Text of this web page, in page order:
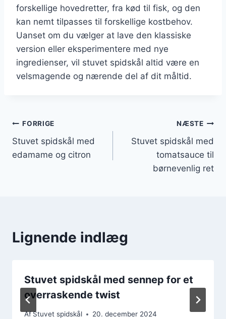
forskellige hovedretter, fra kød til fisk, og den
kan nemt tilpasses til forskellige kostbehov.
Uanset om du vælger at lave den klassiske
version eller eksperimentere med nye
ingredienser, vil stuvet spidskål altid være en
velsmagende og nærende del af dit måltid.
Indlægsnavigation
FORRIGE
Stuvet spidskål med
edamame og citron
NÆSTE
Stuvet spidskål med
tomatsauce til
børnevenlig ret
Lignende indlæg
Stuvet spidskål med sennep for et
overraskende twist
AfStuvet spidskål 20. december 2024